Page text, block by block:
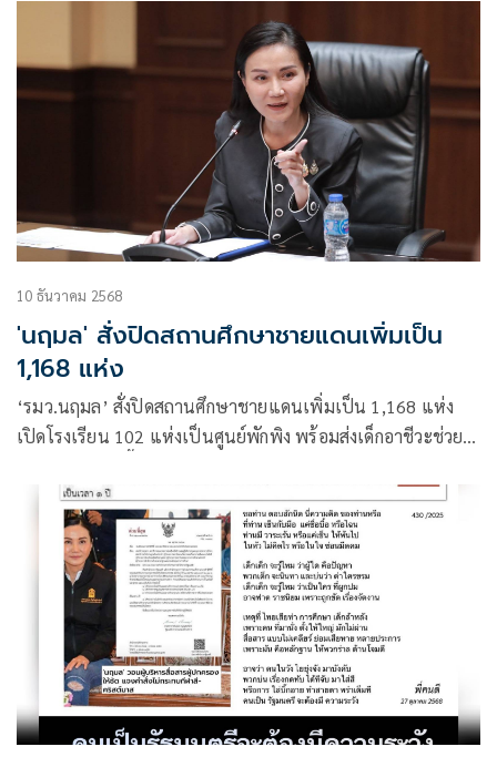
10 ธันวาคม 2568
'นฤมล' สั่งปิดสถานศึกษาชายแดนเพิ่มเป็น
1,168 แห่ง
‘รมว.นฤมล’ สั่งปิดสถานศึกษาชายแดนเพิ่มเป็น 1,168 แห่ง
เปิดโรงเรียน 102 แห่งเป็นศูนย์พักพิง พร้อมส่งเด็กอาชีวะช่วย
คลี่คลาย